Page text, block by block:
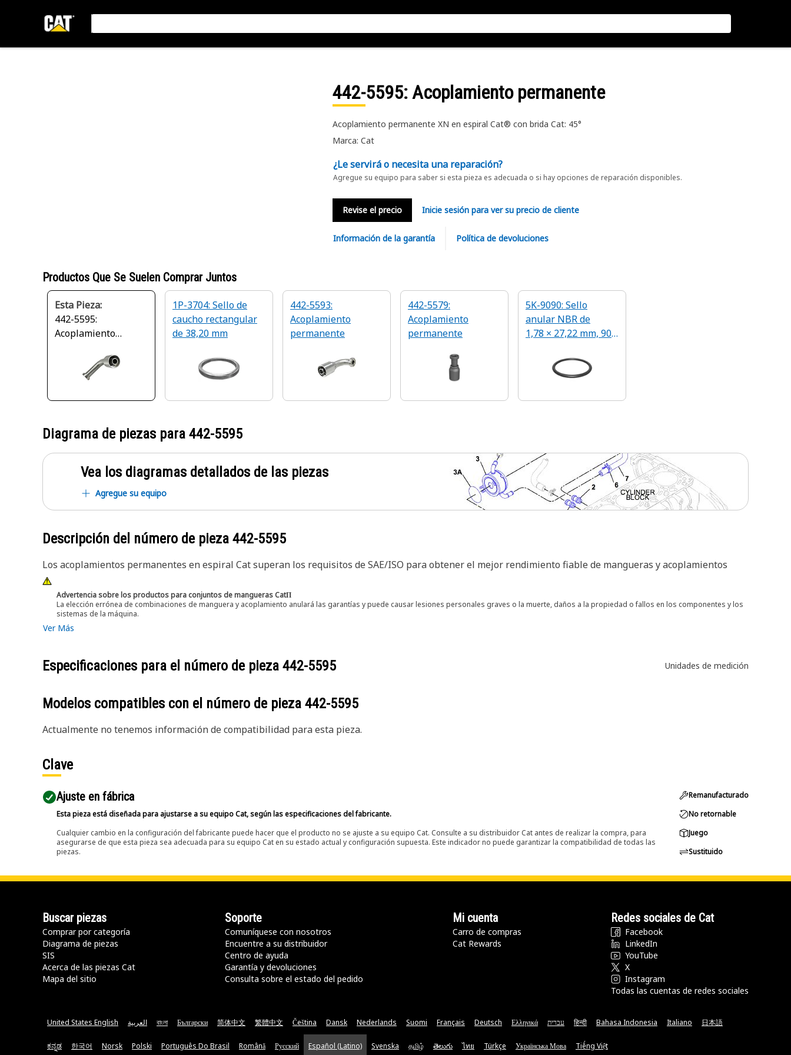
442-5595: Acoplamiento permanente
Acoplamiento permanente XN en espiral Cat® con brida Cat: 45°
Marca: Cat
¿Le servirá o necesita una reparación?
Agregue su equipo para saber si esta pieza es adecuada o si hay opciones de reparación disponibles.
Revise el precio Inicie sesión para ver su precio de cliente
Información de la garantía Política de devoluciones
Productos Que Se Suelen Comprar Juntos
Esta Pieza:
442-5595:
Acoplamiento
1P-3704: Sello de
caucho rectangular
de 38,20 mm
442-5593:
Acoplamiento
permanente
442-5579:
Acoplamiento
permanente
5K-9090: Sello
anular NBR de
1,78 × 27,22 mm, 90
Diagrama de piezas para 442-5595
Vea los diagramas detallados de las piezas
Agregue su equipo
Descripción del número de pieza 442-5595
Los acoplamientos permanentes en espiral Cat superan los requisitos de SAE/ISO para obtener el mejor rendimiento fiable de mangueras y acoplamientos
Advertencia sobre los productos para conjuntos de mangueras CatΠ
La elección errónea de combinaciones de manguera y acoplamiento anulará las garantías y puede causar lesiones personales graves o la muerte, daños a la propiedad o fallos en los componentes y los
sistemas de la máquina.
Ver Más
Especificaciones para el número de pieza 442-5595 Unidades de medición
Modelos compatibles con el número de pieza 442-5595
Actualmente no tenemos información de compatibilidad para esta pieza.
Clave
Ajuste en fábrica
Esta pieza está diseñada para ajustarse a su equipo Cat, según las especificaciones del fabricante.
Cualquier cambio en la configuración del fabricante puede hacer que el producto no se ajuste a su equipo Cat. Consulte a su distribuidor Cat antes de realizar la compra, para
asegurarse de que esta pieza sea adecuada para su equipo Cat en su estado actual y configuración supuesta. Este indicador no puede garantizar la compatibilidad de todas las
piezas.
Remanufacturado
No retornable
Juego
Sustituido
Buscar piezas
Comprar por categoría
Diagrama de piezas
SIS
Acerca de las piezas Cat
Mapa del sitio
Soporte
Comuníquese con nosotros
Encuentre a su distribuidor
Centro de ayuda
Garantía y devoluciones
Consulta sobre el estado del pedido
Mi cuenta
Carro de compras
Cat Rewards
Redes sociales de Cat
Facebook
LinkedIn
YouTube
X
Instagram
Todas las cuentas de redes sociales
United States English العربية বাংলা Български 简体中文 繁體中文 Čeština Dansk Nederlands Suomi Français Deutsch Ελληνικά עברית हिन्दी Bahasa Indonesia Italiano 日本語
ಕನ್ನಡ 한국어 Norsk Polski Português Do Brasil Română Русский Español (Latino) Svenska தமிழ் తెలుగు ไทย Türkçe Українська Мова Tiếng Việt